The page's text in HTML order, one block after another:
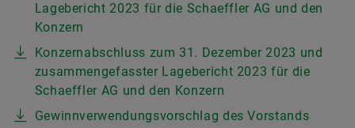
Lagebericht 2023 für die Schaeffler AG und den
Konzern
Konzernabschluss zum 31. Dezember 2023 und
zusammengefasster Lagebericht 2023 für die
Schaeffler AG und den Konzern
Gewinnverwendungsvorschlag des Vorstands